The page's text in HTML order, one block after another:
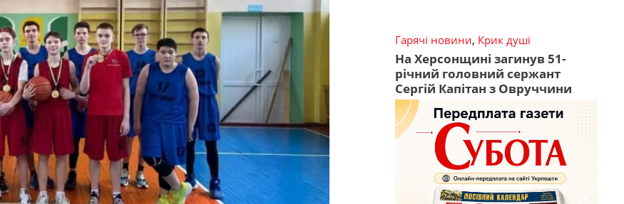
Гарячі новини, Крик душі
На Херсонщині загинув 51-
річний головний сержант
Сергій Капітан з Овруччини